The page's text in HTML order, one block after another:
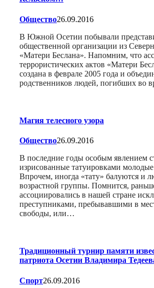
Общество26.09.2016
В Южной Осетии побывали
общественной организации из
«Матери Беслана». Напомним, что
террористических актов «Матери
создана в феврале 2005 года и
родственников людей, погибших во
Магия телесного узора
Общество26.09.2016
В последние годы особым явлением
изрисованные татуировками
Впрочем, иногда «тату» балуются и
возрастной группы. Помнится,
ассоциировались в нашей стране
преступниками, пребывавшими в
свободы, или…
Традиционный турнир памяти
патриота Осетии Владимира
Спорт26.09.2016